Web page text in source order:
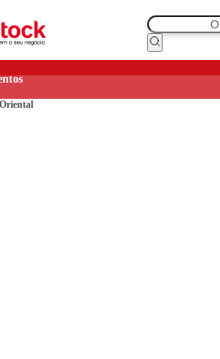
Oriental